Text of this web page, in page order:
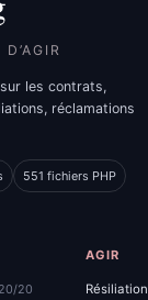
les contrats,
réclamations
551 fichiers PHP
20/20
AGIR
Résiliation